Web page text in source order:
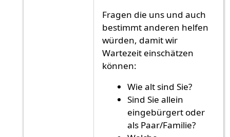
Fragen die uns und auch
bestimmt anderen helfen
würden, damit wir
Wartezeit einschätzen
können:
Wie alt sind Sie?
Sind Sie allein
eingebürgert oder
als Paar/Familie?